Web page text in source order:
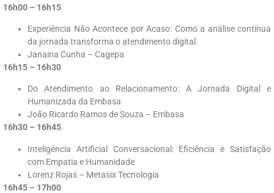
16h00 – 16h15
Experiência Não Acontece por Acaso: Como a análise contínua
da jornada transforma o atendimento digital.
Janaina Cunha – Cagepa
16h15 – 16h30
Do Atendimento ao Relacionamento: A Jornada Digital e
Humanizada da Embasa
João Ricardo Ramos de Souza – Embasa
16h30 – 16h45
Inteligência Artificial Conversacional: Eficiência e Satisfação
com Empatia e Humanidade
Lorenz Rojas – Metasix Tecnologia
16h45 – 17h00